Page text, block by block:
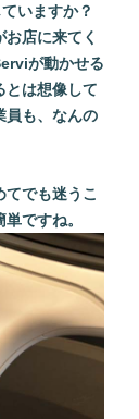
いますか？
店に来てく
が動かせる
とは想像して
員も、なんの
でも迷うこ
ですね。